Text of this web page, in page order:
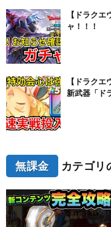
【ドラク
ャ！！！
【ドラク
新武器「ド
無課金 カテゴリ